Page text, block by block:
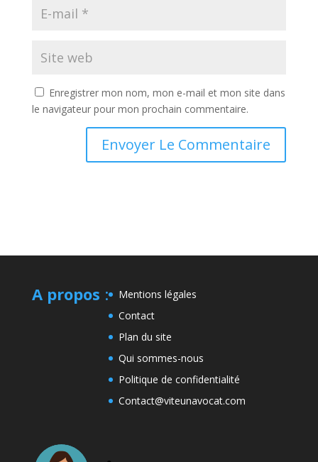
Enregistrer mon nom, mon e-mail et mon site dans
le navigateur pour mon prochain commentaire.
A propos :
Mentions légales
Contact
Plan du site
Qui sommes-nous
Politique de confidentialité
Contact@viteunavocat.com